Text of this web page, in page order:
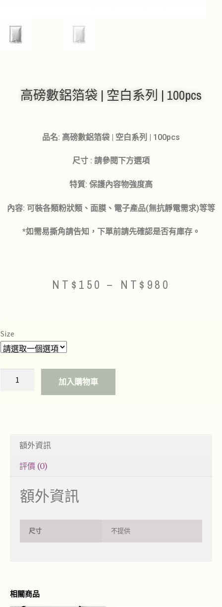
高磅數鋁箔袋 | 空白系列 | 100pcs
品名: 高磅數鋁箔袋 | 空白系列 | 100pcs
尺寸 : 請參閱下方選項
特質: 保護內容物強度高
內容: 可裝各類粉狀類、面膜、電子產品(無抗靜電需求)等等
*如需易撕角請告知，下單前請先確認是否有庫存。
NT$ 150 – NT$ 980
Size
加入購物車
相關商品
額外資訊
評價 (0)
額外資訊
尺寸 不提供